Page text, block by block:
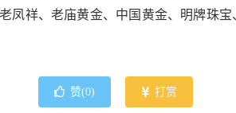
凤祥、老庙黄金、中国黄金、明牌珠
赞(0) 打赏